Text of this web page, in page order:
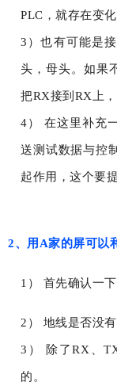
PLC，就存在变
3）也有可能是
头，母头。如果
把RX接到RX上
4） 在这里补充
送测试数据与控
起作用，这个要
2、用A家的屏可以
1） 首先确认一
2） 地线是否没有
3） 除了RX、
的。